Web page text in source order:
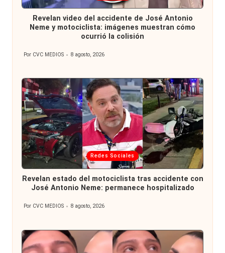
en
Revelan video del accidente de José Antonio
Neme y motociclista: imágenes muestran cómo
ocurrió la colisión
Publicado
Por CVC MEDIOS 8 agosto, 2026
Publicada
en
Redes Sociales
Revelan estado del motociclista tras accidente con
José Antonio Neme: permanece hospitalizado
Por CVC MEDIOS 8 agosto, 2026